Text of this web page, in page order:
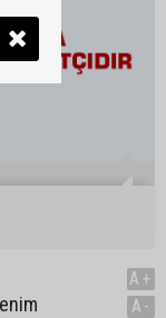
A+
A-